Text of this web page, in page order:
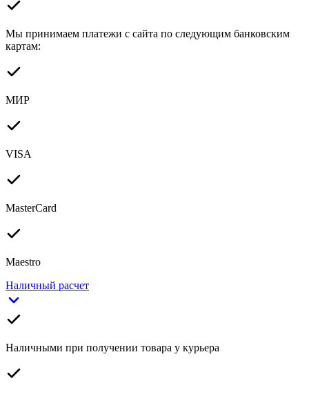
Мы принимаем платежи с сайта по следующим банковским
картам:
МИР
VISA
MasterCard
Maestro
Наличный расчет
Наличными при получении товара у курьера